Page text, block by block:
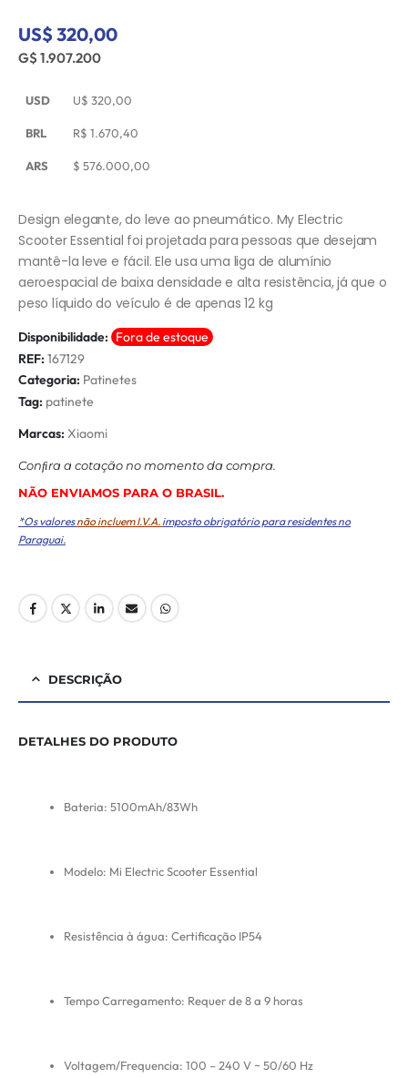
US$ 320,00
G$ 1.907.200
USD U$ 320,00
BRL R$ 1.670,40
ARS $ 576.000,00
Design elegante, do leve ao pneumático. My Electric
Scooter Essential foi projetada para pessoas que desejam
mantê-la leve e fácil. Ele usa uma liga de alumínio
aeroespacial de baixa densidade e alta resistência, já que o
peso líquido do veículo é de apenas 12 kg
Disponibilidade: Fora de estoque
REF: 167129
Categoria: Patinetes
Tag: patinete
Marcas: Xiaomi
Conﬁra a cotação no momento da compra.
NÃO ENVIAMOS PARA O BRASIL.
*Os valoresnão incluem I.V.A. imposto obrigatório para residentes no
Paraguai.
DESCRIÇÃO
DETALHES DO PRODUTO
Bateria: 5100mAh/83Wh
Modelo: Mi Electric Scooter Essential
Resistência à água: Certificação IP54
Tempo Carregamento: Requer de 8 a 9 horas
Voltagem/Frequencia: 100 – 240 V ~ 50/60 Hz